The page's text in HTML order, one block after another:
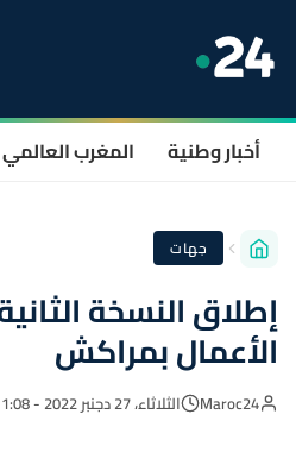
أخبار وطنية المغرب العالمي
جهات
إطلاق النسخة
الأعمال بمراكش
Maroc24 الثلاثاء، 27 دجنبر 2022 - 11:08